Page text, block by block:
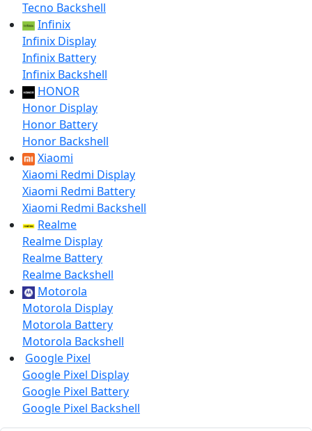
Tecno Backshell
Infinix
Infinix Display
Infinix Battery
Infinix Backshell
HONOR
Honor Display
Honor Battery
Honor Backshell
Xiaomi
Xiaomi Redmi Display
Xiaomi Redmi Battery
Xiaomi Redmi Backshell
Realme
Realme Display
Realme Battery
Realme Backshell
Motorola
Motorola Display
Motorola Battery
Motorola Backshell
Google Pixel
Google Pixel Display
Google Pixel Battery
Google Pixel Backshell